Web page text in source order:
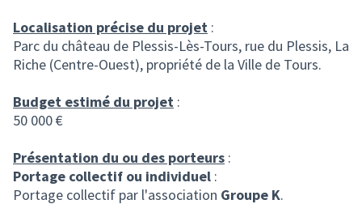
Localisation précise du projet :
Parc du château de Plessis-Lès-Tours, rue du Plessis, La
Riche (Centre-Ouest), propriété de la Ville de Tours.
Budget estimé du projet :
50 000 €
Présentation du ou des porteurs :
Portage collectif ou individuel :
Portage collectif par l'association Groupe K.